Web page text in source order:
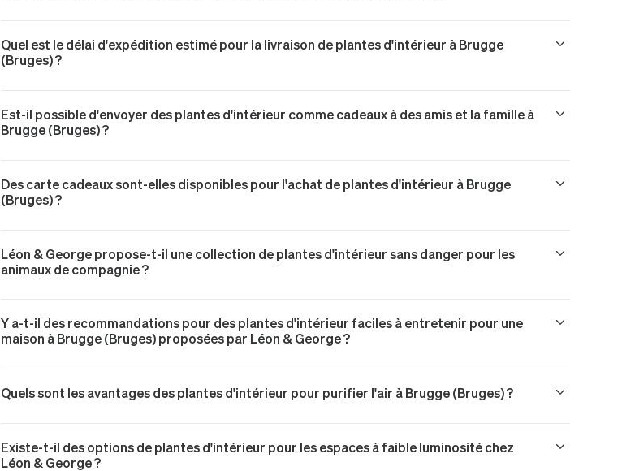
Quel est le délai d'expédition estimé pour la livraison de plantes d'intérieur à Brugge
(Bruges) ?
Est-il possible d'envoyer des plantes d'intérieur comme cadeaux à des amis et la famille à
Brugge (Bruges) ?
Des carte cadeaux sont-elles disponibles pour l'achat de plantes d'intérieur à Brugge
(Bruges) ?
Léon & George propose-t-il une collection de plantes d'intérieur sans danger pour les
animaux de compagnie ?
Y a-t-il des recommandations pour des plantes d'intérieur faciles à entretenir pour une
maison à Brugge (Bruges) proposées par Léon & George ?
Quels sont les avantages des plantes d'intérieur pour purifier l'air à Brugge (Bruges) ?
Existe-t-il des options de plantes d'intérieur pour les espaces à faible luminosité chez
Léon & George ?